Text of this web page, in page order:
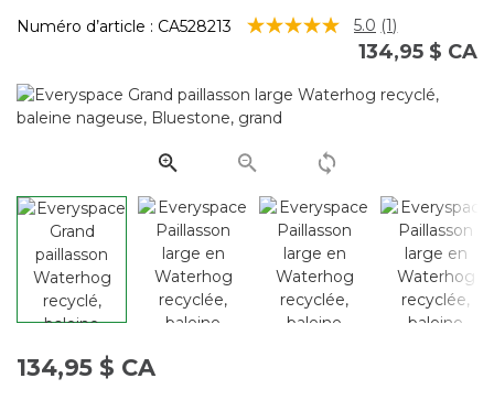
Numéro d’article : CA528213 3,2 sur 5 Évaluation des clients
5.0 Lire
1
Lien
vers
(1)
134,95 $ CA
134,95 $ CA